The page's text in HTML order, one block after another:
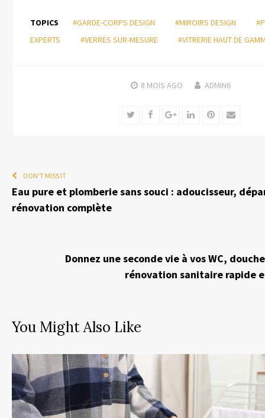
TOPICS #GARDE-CORPS DESIGN #MIROIRS DESIGN
EXPERTS
#VERRES SUR-MESURE #VITRERIE HAUT DE
8 MOIS AGO ADMIN6
TwitterFacebookGoogle+LinkedInPinterest
Email
DON'T MISS IT
Eau pure et plomberie sans souci : adoucisseur,
rénovation complète
Donnez une seconde vie à vos WC,
rénovation sanitaire rapide
You Might Also Like